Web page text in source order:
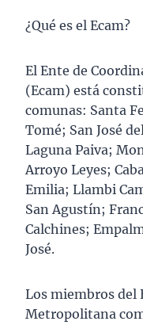
¿Qué es el Ecam?
El Ente de
(Ecam) está
comunas: Santa
Tomé; San José
Laguna Paiva;
Arroyo Leyes;
Emilia; Llambi
San Agustín;
Calchines;
José.
Los miembros del
Metropolitana